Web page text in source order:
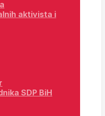
aktivista i
SDP BiH